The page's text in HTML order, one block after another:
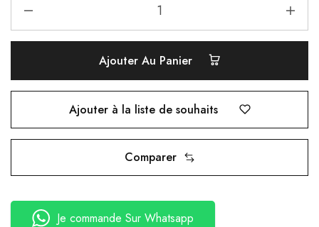
Ajouter Au Panier
Ajouter à la liste de souhaits
Comparer
Je commande Sur Whatsapp